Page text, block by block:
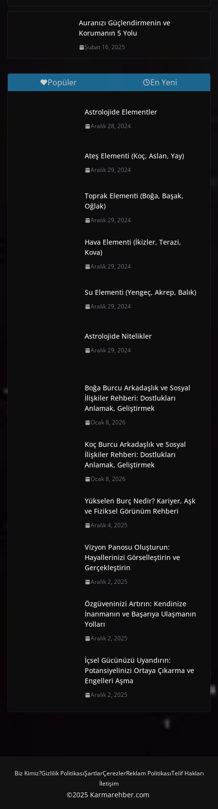
Auranızı Güçlendirmenin ve
Korumanın 5 Yolu
Şubat 16, 2025
Popüler En Yeni
Astrolojide Elementler
Aralık 28, 2024
Ateş Elementi (Koç, Aslan, Yay)
Aralık 29, 2024
Toprak Elementi (Boğa, Başak,
Oğlak)
Aralık 29, 2024
Hava Elementi (İkizler, Terazi,
Kova)
Aralık 29, 2024
Su Elementi (Yengeç, Akrep, Balık)
Aralık 29, 2024
Astrolojide Nitelikler
Aralık 29, 2024
Boğa Burcu Arkadaşlık ve Sosyal
İlişkiler Rehberi: Dostlukları
Anlamak, Geliştirmek
Ocak 8, 2026
Koç Burcu Arkadaşlık ve Sosyal
İlişkiler Rehberi: Dostlukları
Anlamak, Geliştirmek
Ocak 8, 2026
Yükselen Burç Nedir? Kariyer, Aşk
ve Fiziksel Görünüm Rehberi
Aralık 4, 2025
Vizyon Panosu Oluşturun:
Hayallerinizi Görselleştirin ve
Gerçekleştirin
Aralık 2, 2025
Özgüveninizi Artırın: Kendinize
İnanmanın ve Başarıya Ulaşmanın
Yolları
Aralık 2, 2025
İçsel Gücünüzü Uyandırın:
Potansiyelinizi Ortaya Çıkarma ve
Engelleri Aşma
Aralık 2, 2025
Biz Kimiz?Gizlilik PolitikasıŞartlarÇerezlerReklam PolitikasıTelif Hakları
İletişim
©2025 Karmarehber.com